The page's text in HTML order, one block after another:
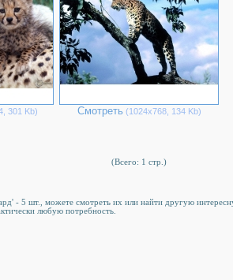
301 Kb) Смотреть (1024х768, 134 Kb)
(Всего: 1 стр.)
- 5 шт., можете смотреть их или найти другую
любую потребность.